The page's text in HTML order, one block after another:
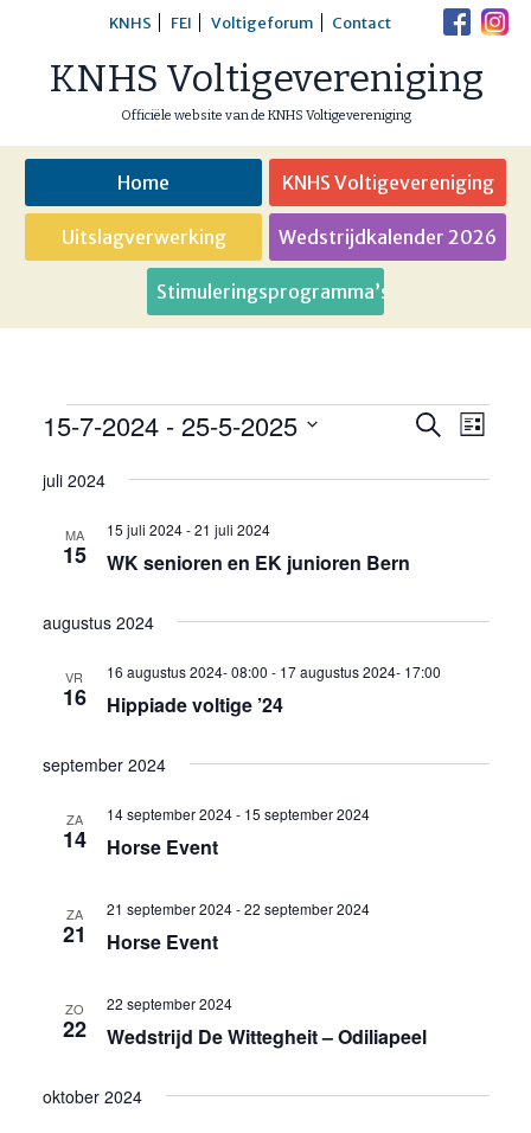
content
KNHS FEI Voltigeforum Contact
KNHS Voltigevereniging
Officiële website van de KNHS Voltigevereniging
Home KNHS Voltigevereniging
Uitslagverwerking Wedstrijdkalender 2026
Stimuleringsprogramma’s
Evenementen
Zoeken
Zoeken
Lijst
15-7-2024 - 25-5-2025
een
juli 2024
MA
15 WK senioren en EK junioren Bern
15 juli 2024-21 juli 2024
augustus 2024
VR
16 Hippiade voltige ’24
16 augustus 2024- 08:00 - 17 augustus 2024- 17:00
september 2024
ZA
14 Horse Event
14 september 2024- 15 september 2024
ZA
21 Horse Event
21 september 2024-22 september 2024
ZO
22 Wedstrijd De Wittegheit – Odiliapeel
22 september 2024
oktober 2024